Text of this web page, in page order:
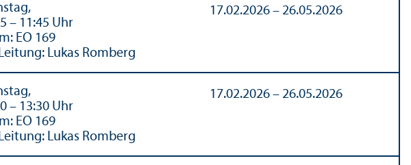
– 11:45 Uhr
EO 169
Lukas Romberg
17.02.2026 – 26.05.2026
– 13:30 Uhr
EO 169
Lukas Romberg
17.02.2026 – 26.05.2026